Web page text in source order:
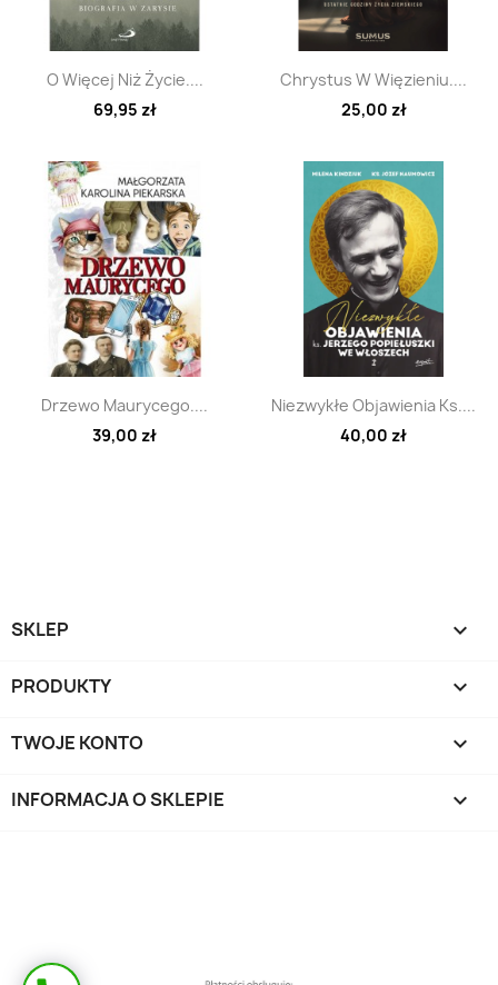
Szybki podgląd
O Więcej Niż Życie....
69,95 zł
Szybki podgląd
Chrystus W Więzieniu....
25,00 zł
Szybki podgląd
Drzewo Maurycego....
39,00 zł
Szybki podgląd
Niezwykłe Objawienia Ks....
40,00 zł
SKLEP 
PRODUKTY 
TWOJE KONTO 
INFORMACJA O SKLEPIE keyboard_arrow_down